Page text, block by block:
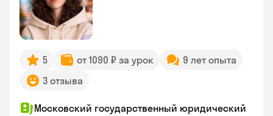
5 от 1090 ₽ за урок
9 лет опыта
3 отзыва
Московский государственный юридический